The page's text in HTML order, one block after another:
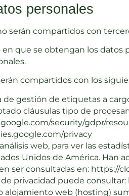
personales
serán compartidos con
que se obtengan los datos
compartidos con los
de gestión de etiquetas a
cláusulas tipo de
security/gdpr/
privacy
web, para ver las
Unidos de América.
ser consultadas en: https://
privacidad puede
web (hosting)